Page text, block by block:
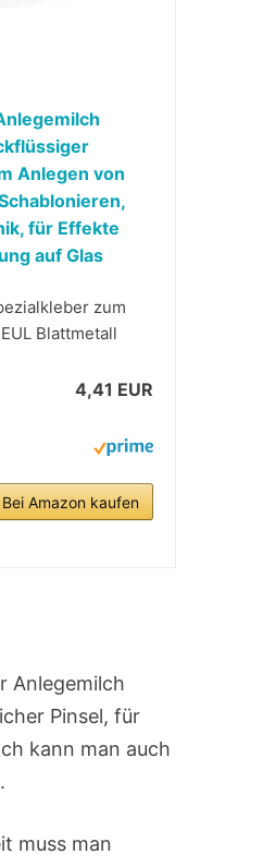
Anlegen von
für Effekte
auf Glas
zum
Blattmetall
4,41 EUR
Bei Amazon kaufen
Anlegemilch
Pinsel, für
kann man auch
muss man